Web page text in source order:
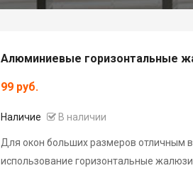
Алюминиевые горизонтальные
99 руб.
Наличие В наличии
Для окон больших размеров отличным
использование горизонтальные